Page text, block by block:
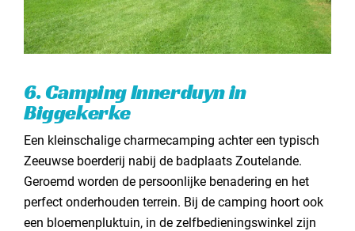
6. Camping Innerduyn in
Biggekerke
Een kleinschalige charmecamping achter een typisch
Zeeuwse boerderij nabij de badplaats Zoutelande.
Geroemd worden de persoonlijke benadering en het
perfect onderhouden terrein. Bij de camping hoort ook
een bloemenpluktuin, in de zelfbedieningswinkel zijn